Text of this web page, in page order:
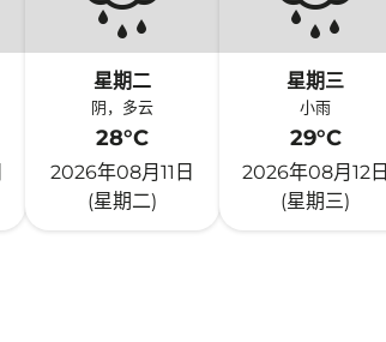
星期二
阴，多云
28°C
2026年08月11日
(星期二)
星期三
小雨
29°C
2026年08月12日
(星期三)